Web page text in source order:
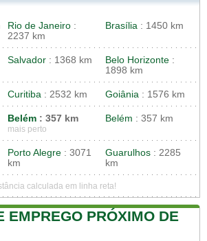
Rio de Janeiro :
2237 km
Brasília : 1450 km
Salvador : 1368 km Belo Horizonte :
1898 km
Curitiba : 2532 km Goiânia : 1576 km
Belém : 357 km
mais perto
Belém : 357 km
Porto Alegre : 3071
km
Guarulhos : 2285
km
calculada em linha reta!
EMPREGO PRÓXIMO DE